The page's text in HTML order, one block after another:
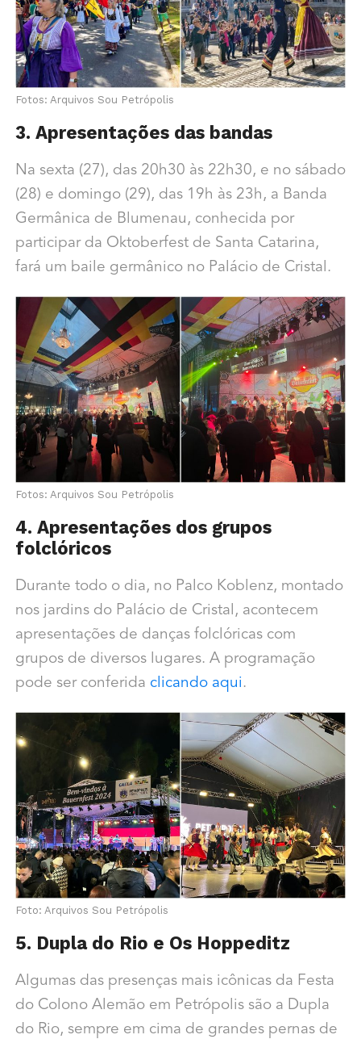
Fotos: Arquivos Sou Petrópolis
3. Apresentações das bandas
Na sexta (27), das 20h30 às 22h30, e no sábado
(28) e domingo (29), das 19h às 23h, a Banda
Germânica de Blumenau, conhecida por
participar da Oktoberfest de Santa Catarina,
fará um baile germânico no Palácio de Cristal.
Fotos: Arquivos Sou Petrópolis
4. Apresentações dos grupos
folclóricos
Durante todo o dia, no Palco Koblenz, montado
nos jardins do Palácio de Cristal, acontecem
apresentações de danças folclóricas com
grupos de diversos lugares. A programação
pode ser conferida clicando aqui .
Foto: Arquivos Sou Petrópolis
5. Dupla do Rio e Os Hoppeditz
Algumas das presenças mais icônicas da Festa
do Colono Alemão em Petrópolis são a Dupla
do Rio, sempre em cima de grandes pernas de